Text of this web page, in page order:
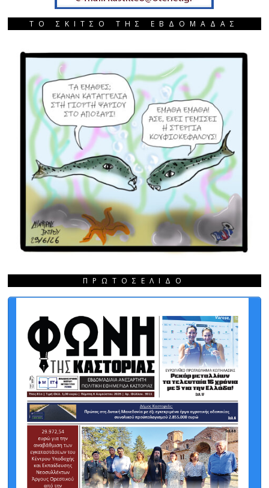
ΤΟ ΣΚΙΤΣΟ ΤΗΣ ΕΒΔΟΜΑΔΑΣ
ΠΡΩΤΟΣΈΛΙΔΟ